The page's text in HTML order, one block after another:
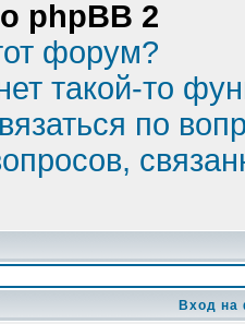
phpBB 2
форум?
такой-то
по
Вход на